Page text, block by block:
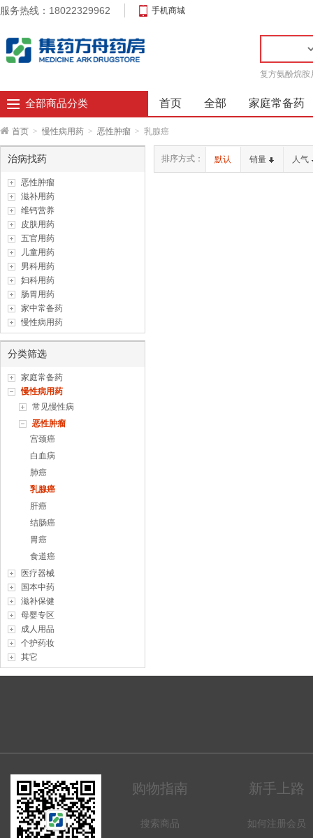
服务热线：18022329962 手机商城
复方氨酚烷胺
全部商品分类 首页 全部 家庭常备药
首页 > 慢性病用药 > 恶性肿瘤 > 乳腺癌
治病找药
恶性肿瘤
滋补用药
维钙营养
皮肤用药
五官用药
儿童用药
男科用药
妇科用药
肠胃用药
家中常备药
慢性病用药
分类筛选
家庭常备药
慢性病用药
常见慢性病
恶性肿瘤
宫颈癌
白血病
肺癌
乳腺癌
肝癌
结肠癌
胃癌
食道癌
医疗器械
国本中药
滋补保健
母婴专区
成人用品
个护药妆
其它
排序方式： 默认 销量 人气
购物指南
搜索商品
新手上路
如何注册会员